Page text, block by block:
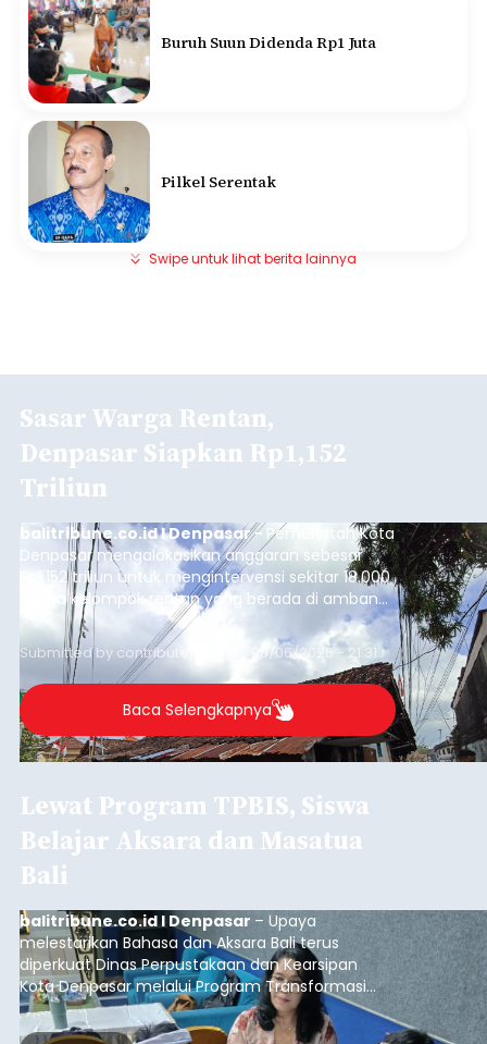
Buruh Suun Didenda Rp1 Juta
Pilkel Serentak
Swipe untuk lihat berita lainnya
Sasar Warga Rentan,
Denpasar Siapkan Rp1,152
Triliun
balitribune.co.id I Denpasar - Pemerintah Kota
Denpasar mengalokasikan anggaran sebesar
Rp1,152 triliun untuk mengintervensi sekitar 18.000
warga kelompok rentan yang berada di ambang
garis kemiskinan. Langkah strategis ini diambil
guna menjaga masyarakat yang berada pada
kelompok desil 5 dan 6 tersebut agar tidak
merosot ke kategori miskin.
Submitted by contributor Thu, 08/06/2026 - 21:31
Baca Selengkapnya
Lewat Program TPBIS, Siswa
Belajar Aksara dan Masatua
Bali
balitribune.co.id I Denpasar – Upaya
melestarikan Bahasa dan Aksara Bali terus
diperkuat Dinas Perpustakaan dan Kearsipan
Kota Denpasar melalui Program Transformasi
Perpustakaan Berbasis Inklusi Sosial (TPBIS).
Tahun ini, sebanyak 63 siswa kelas IV dan V SD